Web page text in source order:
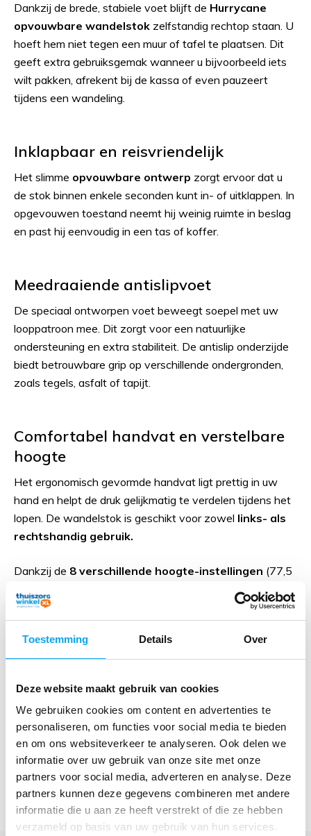
Toestemming Details Over
Deze website maakt gebruik van cookies
We gebruiken cookies om content en advertenties te
personaliseren, om functies voor social media te bieden
en om ons websiteverkeer te analyseren. Ook delen we
informatie over uw gebruik van onze site met onze
partners voor social media, adverteren en analyse. Deze
partners kunnen deze gegevens combineren met andere
informatie die u aan ze heeft verstrekt of die ze hebben
verzameld op basis van uw gebruik van hun services.
Dankzij de brede, stabiele voet blijft de Hurrycane
opvouwbare wandelstok zelfstandig rechtop staan. U
hoeft hem niet tegen een muur of tafel te plaatsen. Dit
geeft extra gebruiksgemak wanneer u bijvoorbeeld iets
wilt pakken, afrekent bij de kassa of even pauzeert
tijdens een wandeling.
Inklapbaar en reisvriendelijk
Het slimme opvouwbare ontwerp zorgt ervoor dat u
de stok binnen enkele seconden kunt in- of uitklappen. In
opgevouwen toestand neemt hij weinig ruimte in beslag
en past hij eenvoudig in een tas of koffer.
Meedraaiende antislipvoet
De speciaal ontworpen voet beweegt soepel met uw
looppatroon mee. Dit zorgt voor een natuurlijke
ondersteuning en extra stabiliteit. De antislip onderzijde
biedt betrouwbare grip op verschillende ondergronden,
zoals tegels, asfalt of tapijt.
Comfortabel handvat en verstelbare
hoogte
Het ergonomisch gevormde handvat ligt prettig in uw
hand en helpt de druk gelijkmatig te verdelen tijdens het
lopen. De wandelstok is geschikt voor zowel links- als
rechtshandig gebruik.
Dankzij de 8 verschillende hoogte-instellingen (77,5
tot 95 cm) stelt u de wandelstok eenvoudig af op uw
polshoogte
. Wanneer de bovenkant van de wandelstok
gelijk komt met uw pols terwijl uw armen ontspannen
langs uw lichaam hangen, loopt u in een natuurlijke en
comfortabele houding.
Lichtgewicht en duurzaam aluminium
De stevige aluminium wandelstok maakt dit model
duurzaam en tegelijkertijd licht van gewicht. Hierdoor is
hij eenvoudig hanteerbaar zonder in te leveren op
stabiliteit.